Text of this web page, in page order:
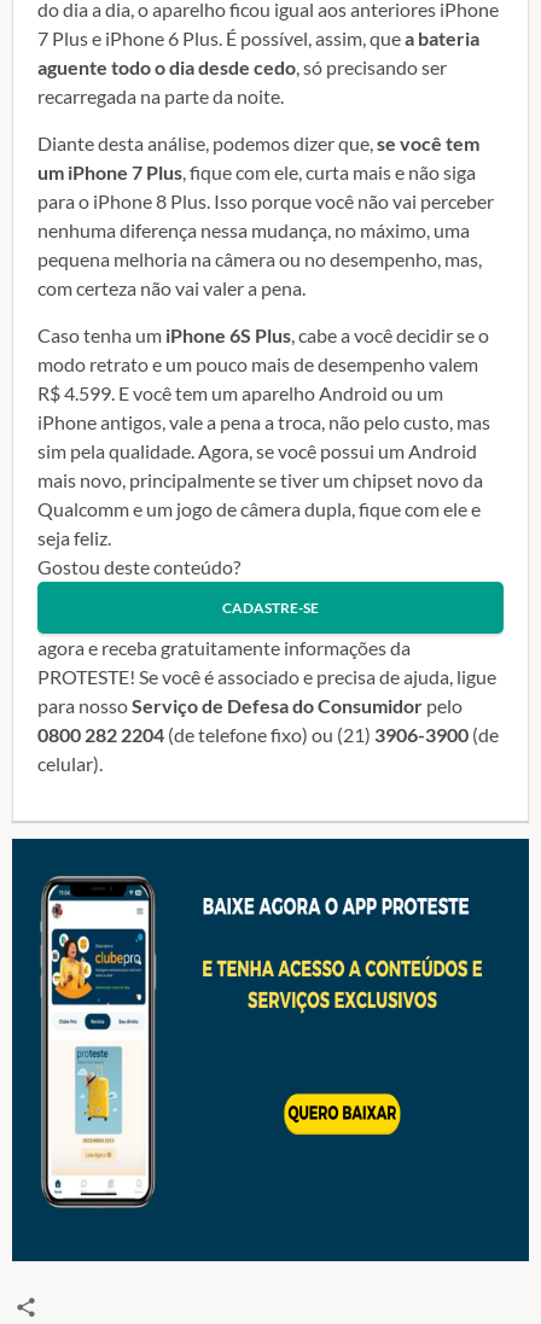
do dia a dia, o aparelho ficou igual aos anteriores iPhone
7 Plus e iPhone 6 Plus. É possível, assim, quea bateria
aguente todo o dia desde cedo, só precisando ser
recarregada na parte da noite.
Diante desta análise, podemos dizer que,se você tem
um iPhone 7 Plus, fique com ele, curta mais e não siga
para o iPhone 8 Plus. Isso porque você não vai perceber
nenhuma diferença nessa mudança, no máximo, uma
pequena melhoria na câmera ou no desempenho, mas,
com certeza não vai valer a pena.
Caso tenha um iPhone 6S Plus, cabe a você decidir se o
modo retrato e um pouco mais de desempenho valem
R$ 4.599. E você tem um aparelho Android ou um
iPhone antigos, vale a pena a troca, não pelo custo, mas
sim pela qualidade. Agora, se você possui um Android
mais novo, principalmente se tiver um chipset novo da
Qualcomm e um jogo de câmera dupla, fique com ele e
seja feliz.
Gostou deste conteúdo?
CADASTRE-SE
agora e receba gratuitamente informações da
PROTESTE! Se você é associado e precisa de ajuda, ligue
para nossoServiço de Defesa do Consumidor pelo
0800 282 2204 (de telefone fixo) ou (21) 3906-3900 (de
celular).